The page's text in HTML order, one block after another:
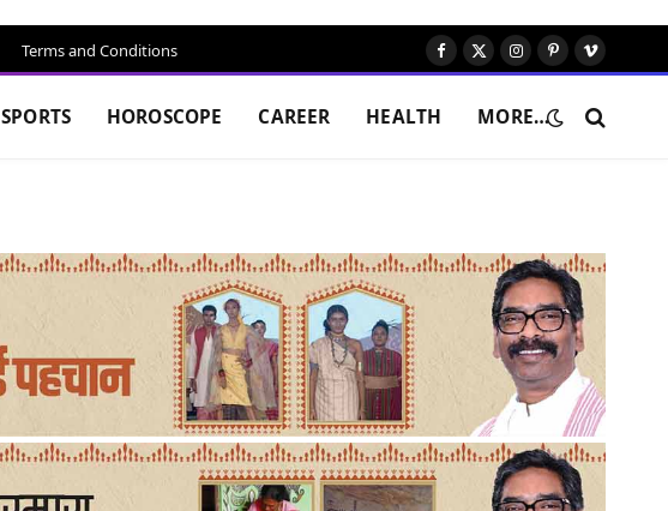
Terms and Conditions Facebook
X
Instagram
Pinterest
Vimeo
SPORTS HOROSCOPE CAREER HEALTH MORE…